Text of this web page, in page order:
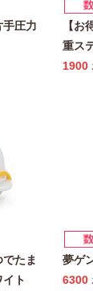
手圧力
【
重ス
1900
たま
ト
夢ゲ
6300